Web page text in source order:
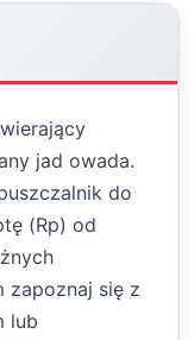
jad owada.
do
(Rp) od
zapoznaj się z
lub